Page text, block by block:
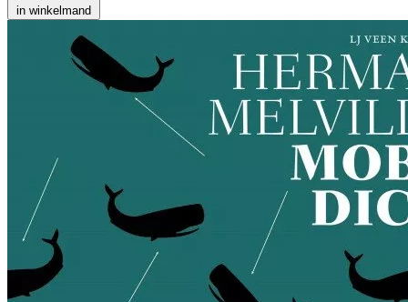
in winkelmand